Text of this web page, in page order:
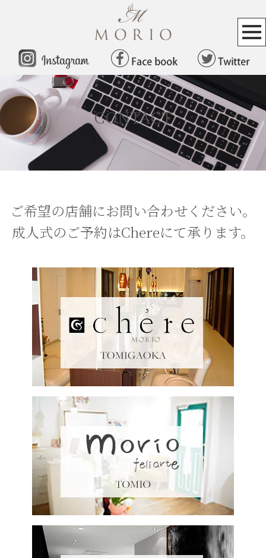
CONTACT
ご希望の店舗にお問い合わせください。
成人式のご予約はChereにて承ります。